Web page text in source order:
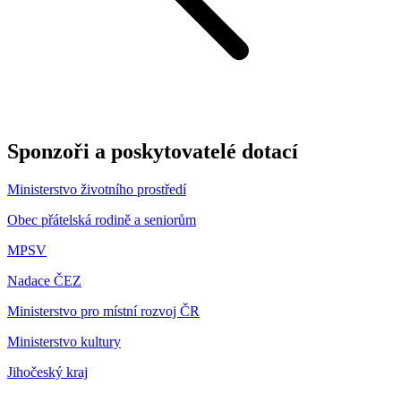
Sponzoři a poskytovatelé dotací
Ministerstvo životního prostředí
Obec přátelská rodině a seniorům
MPSV
Nadace ČEZ
Ministerstvo pro místní rozvoj ČR
Ministerstvo kultury
Jihočeský kraj